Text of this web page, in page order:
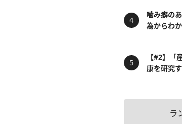
噛み癖の
為からわ
【#2】「
康を研究
ラ